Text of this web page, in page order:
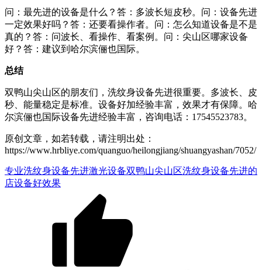
问：最先进的设备是什么？答：多波长短皮秒。问：设备先进
一定效果好吗？答：还要看操作者。问：怎么知道设备是不是
真的？答：问波长、看操作、看案例。问：尖山区哪家设备
好？答：建议到哈尔滨俪也国际。
总结
双鸭山尖山区的朋友们，洗纹身设备先进很重要。多波长、皮
秒、能量稳定是标准。设备好加经验丰富，效果才有保障。哈
尔滨俪也国际设备先进经验丰富，咨询电话：17545523783。
原创文章，如若转载，请注明出处：
https://www.hrbliye.com/quanguo/heilongjiang/shuangyashan/7052/
专业洗纹身设备先进激光设备双鸭山尖山区洗纹身设备先进的
店设备好效果